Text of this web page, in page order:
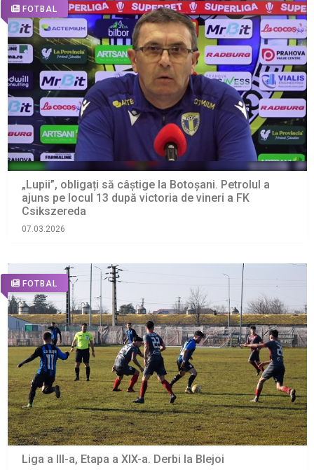
FOTBAL
„Lupii”, obligați să câștige la Botoșani. Petrolul a
ajuns pe locul 13 după victoria de vineri a FK
Csikszereda
07.03.2026
FOTBAL
Liga a III-a, Etapa a XIX-a. Derbi la Blejoi